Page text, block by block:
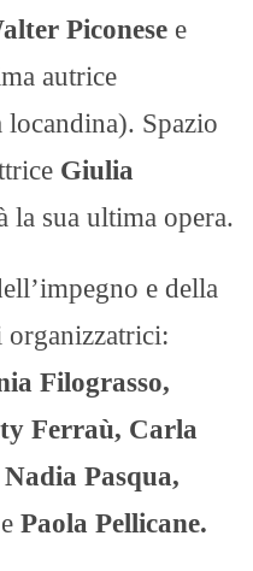
Piconese e
autrice
Spazio
Giulia
la sua ultima opera.
e della
Filograsso,
Ferraù, Carla
Pasqua,
e Paola Pellicane.